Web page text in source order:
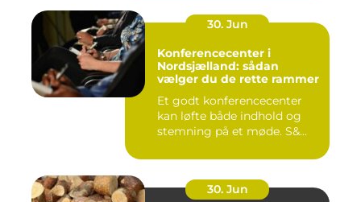
30. Jun
Konferencecenter i
Nordsjælland: sådan
vælger du de rette rammer
Et godt konferencecenter
kan løfte både indhold og
stemning på et møde. S&...
30. Jun